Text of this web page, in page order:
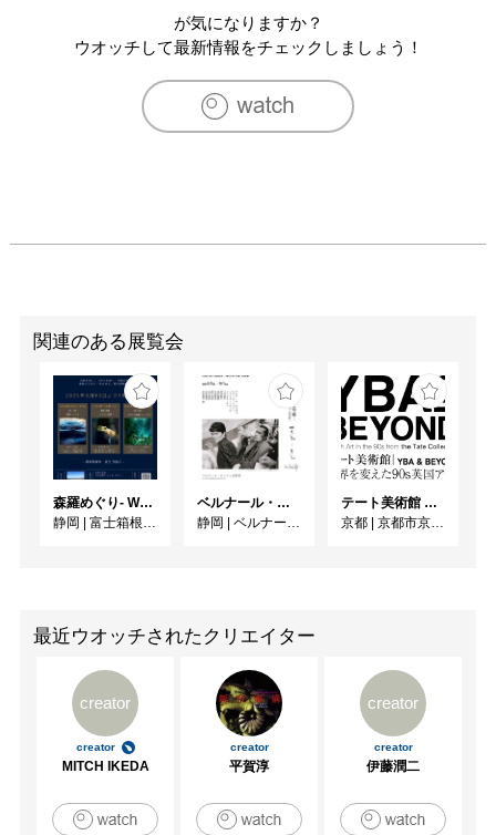
が気になりますか？
ウオッチして最新情報をチェックしましょう！
関連のある展覧会
森羅めぐり- Wandering in Shinra -
静岡 | 富士箱根カントリークラブ
ベルナール・ビュフェと写真 ーカメラがとらえたビュフェとその時代、そして21 世紀へ
静岡 | ベルナール・ビュフェ美術館
テート美術館 ― YBA & BEYOND 世界を変えた90s英国アート
京都 | 京都市京セラ美術館
最近ウオッチされたクリエイター
creator
creator
MITCH IKEDA
creator
平賀淳
creator
creator
伊藤潤二